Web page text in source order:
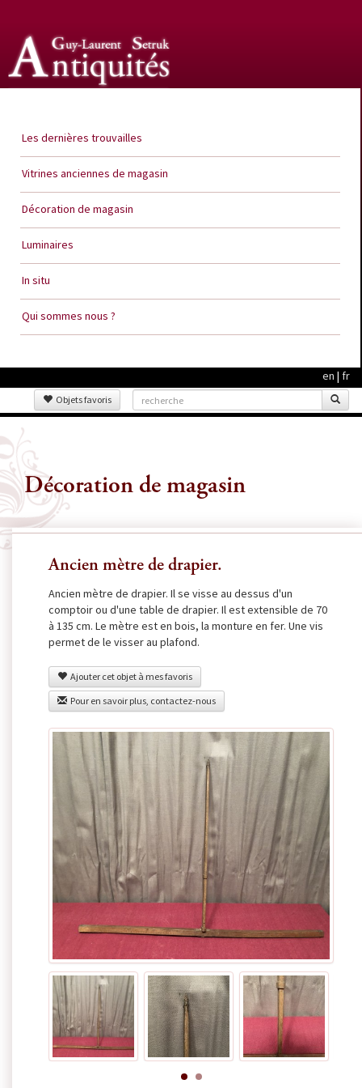
Les dernières trouvailles
Vitrines anciennes de magasin
Décoration de magasin
Luminaires
In situ
Qui sommes nous ?
en | fr
Objets favoris
Décoration de magasin
Ancien mètre de drapier.
Ancien mètre de drapier. Il se visse au dessus d'un
comptoir ou d'une table de drapier. Il est extensible de 70
à 135 cm. Le mètre est en bois, la monture en fer. Une vis
permet de le visser au plafond.
Ajouter cet objet à mes favoris
Pour en savoir plus, contactez-nous